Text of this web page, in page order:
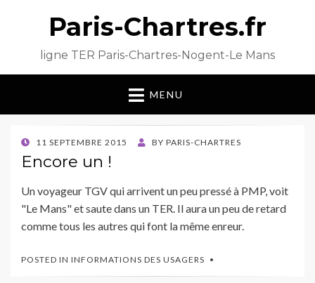
Paris-Chartres.fr
ligne TER Paris-Chartres-Nogent-Le Mans
MENU
POSTED
ON
11 SEPTEMBRE 2015 BY PARIS-CHARTRES
Encore un !
Un voyageur TGV qui arrivent un peu pressé à PMP, voit
"Le Mans" et saute dans un TER. Il aura un peu de retard
comme tous les autres qui font la même enreur.
POSTED IN INFORMATIONS DES USAGERS